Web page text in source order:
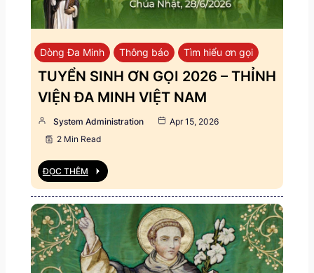
Dòng Đa Minh Thông báo Tìm hiểu ơn gọi
TUYỂN SINH ƠN GỌI 2026 – THỈNH
VIỆN ĐA MINH VIỆT NAM
System Administration
Apr 15, 2026
2 Min Read
ĐỌC THÊM